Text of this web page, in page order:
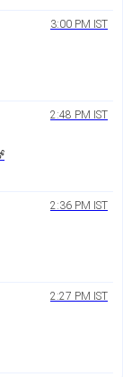
3:00 PM IST
2:48 PM IST
2:36 PM IST
2:27 PM IST